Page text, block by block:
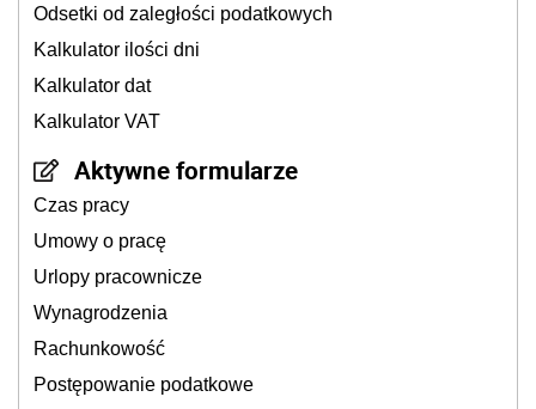
Odsetki od zaległości podatkowych
Kalkulator ilości dni
Kalkulator dat
Kalkulator VAT
Aktywne formularze
Czas pracy
Umowy o pracę
Urlopy pracownicze
Wynagrodzenia
Rachunkowość
Postępowanie podatkowe